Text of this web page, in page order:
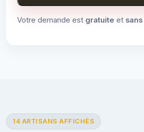
Votre demande est gratuite et
14 ARTISANS AFFICHÉS